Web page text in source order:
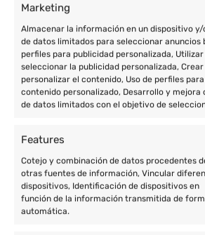
Marketing
Almacenar la información en un dispositivo y/
de datos limitados para seleccionar anuncios
perfiles para publicidad personalizada,
seleccionar la publicidad personalizada,
personalizar el contenido, Uso de perfiles
contenido personalizado, Desarrollo y mejora
de datos limitados con el objetivo de
Features
Cotejo y combinación de datos procedentes
otras fuentes de información, Vincular
dispositivos, Identificación de dispositivos en
función de la información transmitida de
automática.
Enric Prat de la Riba, 77 de
+34 933 801 674
+34 677 004 657
Destinos
Voluntariado en